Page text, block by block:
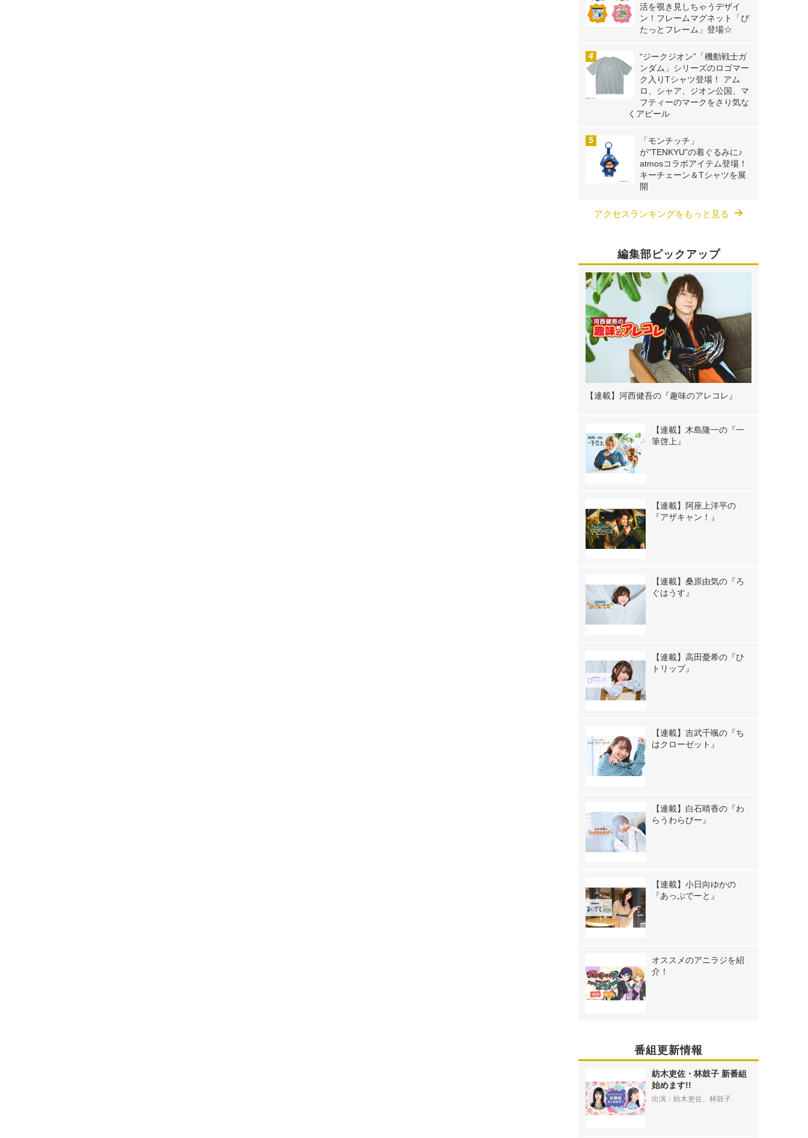
活を覗き見しちゃうデザイ
ン！フレームマグネット「ぴ
たっとフレーム」登場☆
“ジークジオン”「機動戦士ガ
ンダム」シリーズのロゴマー
ク入りTシャツ登場！ アム
ロ、シャア、ジオン公国、マ
フティーのマークをさり気な
くアピール
「モンチッチ」
が“TENKYU”の着ぐるみに♪
atmosコラボアイテム登場！
キーチェーン＆Tシャツを展
開
アクセスランキングをもっと見る
編集部ピックアップ
【連載】河西健吾の『趣味のアレコレ』
【連載】木島隆一の『一
筆啓上』
【連載】阿座上洋平の
『アザキャン！』
【連載】桑原由気の『ろ
ぐはうす』
【連載】高田憂希の『ひ
トリップ』
【連載】吉武千颯の『ち
はクローゼット』
【連載】白石晴香の『わ
らうわらびー』
【連載】小日向ゆかの
『あっぷでーと』
オススメのアニラジを紹
介！
番組更新情報
紡木吏佐・林鼓子 新番組
始めます!!
出演：紡木吏佐、林鼓子